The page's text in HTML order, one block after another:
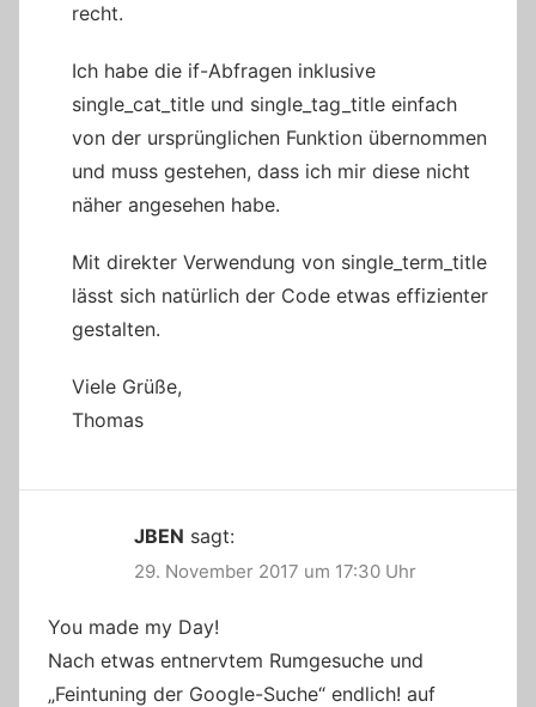
recht.
Ich habe die if-Abfragen inklusive
single_cat_title und single_tag_title einfach
von der ursprünglichen Funktion übernommen
und muss gestehen, dass ich mir diese nicht
näher angesehen habe.
Mit direkter Verwendung von single_term_title
lässt sich natürlich der Code etwas effizienter
gestalten.
Viele Grüße,
Thomas
JBEN sagt:
29. November 2017 um 17:30 Uhr
You made my Day!
Nach etwas entnervtem Rumgesuche und
„Feintuning der Google-Suche“ endlich! auf